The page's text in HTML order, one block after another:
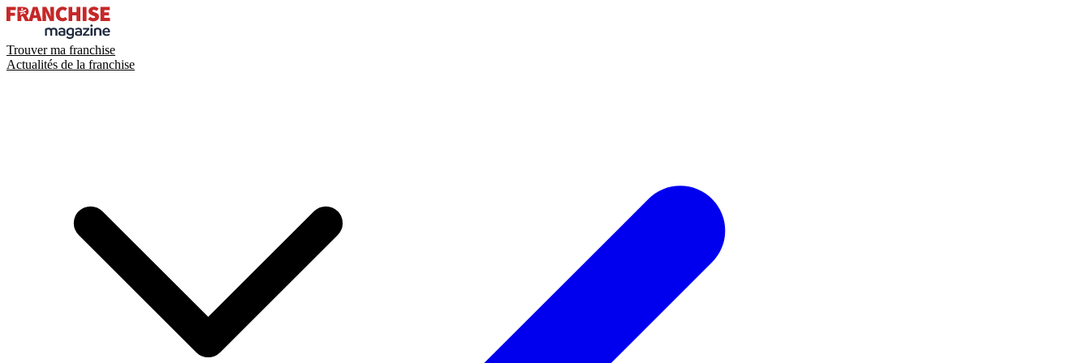
Trouver ma franchise
Actualités de la franchise